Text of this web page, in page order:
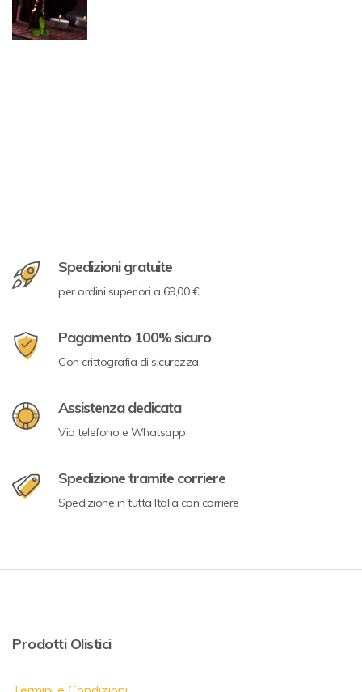
Spedizioni gratuite
per ordini superiori a 69,00 €
Pagamento 100% sicuro
Con crittografia di sicurezza
Assistenza dedicata
Via telefono e Whatsapp
Spedizione tramite corriere
Spedizione in tutta Italia con corriere
Prodotti Olistici